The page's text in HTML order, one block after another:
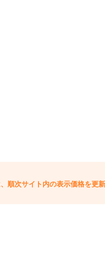
次サイト内の表示価格を更新